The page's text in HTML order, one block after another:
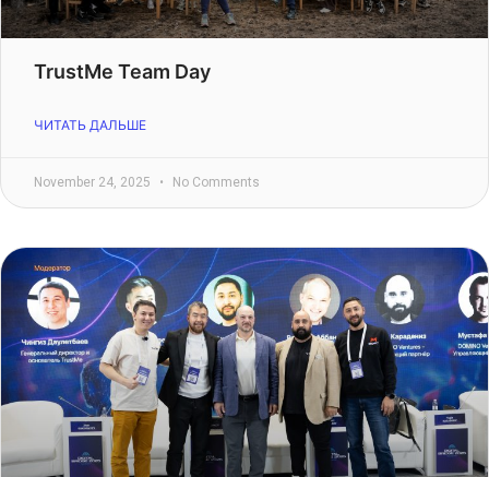
TrustMe Team Day
ЧИТАТЬ ДАЛЬШЕ
November 24, 2025 No Comments